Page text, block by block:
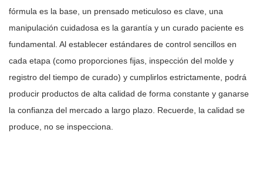
fórmula es la base, un prensado meticuloso es clave, una
manipulación cuidadosa es la garantía y un curado paciente es
fundamental. Al establecer estándares de control sencillos en
cada etapa (como proporciones fijas, inspección del molde y
registro del tiempo de curado) y cumplirlos estrictamente, podrá
producir productos de alta calidad de forma constante y ganarse
la confianza del mercado a largo plazo. Recuerde, la calidad se
produce, no se inspecciona.